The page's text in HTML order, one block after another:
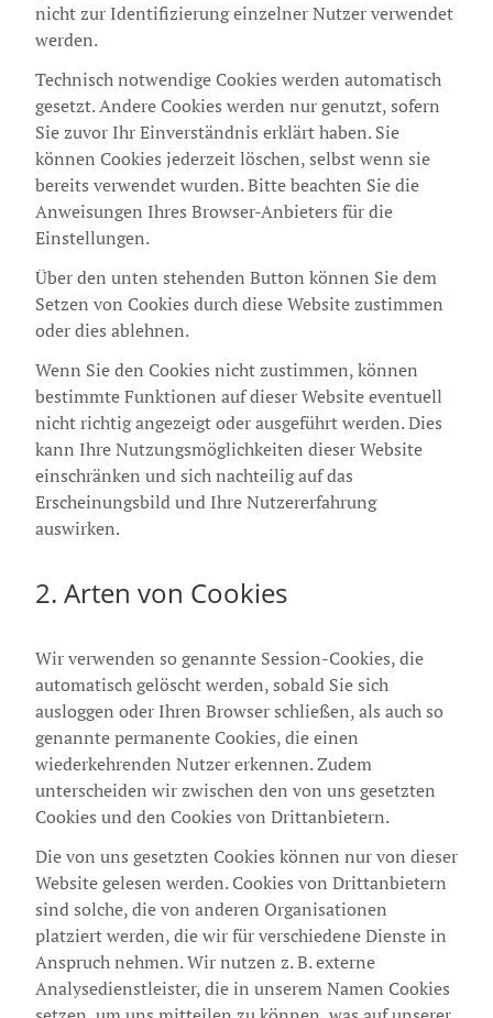
nicht zur Identifizierung einzelner Nutzer verwendet
werden.
Technisch notwendige Cookies werden automatisch
gesetzt. Andere Cookies werden nur genutzt, sofern
Sie zuvor Ihr Einverständnis erklärt haben. Sie
können Cookies jederzeit löschen, selbst wenn sie
bereits verwendet wurden. Bitte beachten Sie die
Anweisungen Ihres Browser-Anbieters für die
Einstellungen.
Über den unten stehenden Button können Sie dem
Setzen von Cookies durch diese Website zustimmen
oder dies ablehnen.
Wenn Sie den Cookies nicht zustimmen, können
bestimmte Funktionen auf dieser Website eventuell
nicht richtig angezeigt oder ausgeführt werden. Dies
kann Ihre Nutzungsmöglichkeiten dieser Website
einschränken und sich nachteilig auf das
Erscheinungsbild und Ihre Nutzererfahrung
auswirken.
2. Arten von Cookies
Wir verwenden so genannte Session-Cookies, die
automatisch gelöscht werden, sobald Sie sich
ausloggen oder Ihren Browser schließen, als auch so
genannte permanente Cookies, die einen
wiederkehrenden Nutzer erkennen. Zudem
unterscheiden wir zwischen den von uns gesetzten
Cookies und den Cookies von Drittanbietern.
Die von uns gesetzten Cookies können nur von dieser
Website gelesen werden. Cookies von Drittanbietern
sind solche, die von anderen Organisationen
platziert werden, die wir für verschiedene Dienste in
Anspruch nehmen. Wir nutzen z. B. externe
Analysedienstleister, die in unserem Namen Cookies